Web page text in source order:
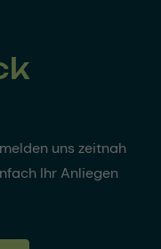
uns zeitnah
Ihr Anliegen